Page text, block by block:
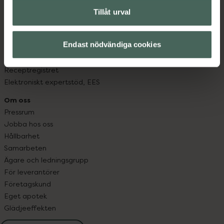
Tillåt urval
Endast nödvändiga cookies
Läkemedelsutbyte
Lämna in gammal medicin
Resa med läkemedel
Receptregistret
Elektroniskt expertstöd, EES
Om oss
Pressrum
Jobba hos oss
Hållbarhet
Samarbeten
Ägare och ledningsgrupp
För leverantörer
Företagskund
Eget apotek
Glädjeeffekten